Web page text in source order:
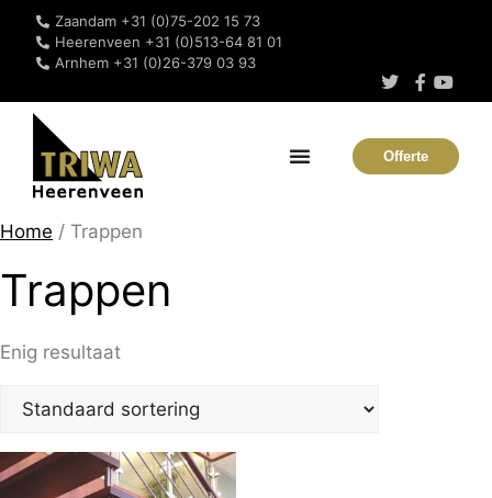
Zaandam +31 (0)75-202 15 73
Heerenveen +31 (0)513-64 81 01
Arnhem +31 (0)26-379 03 93
Offerte
Home / Trappen
Trappen
Enig resultaat